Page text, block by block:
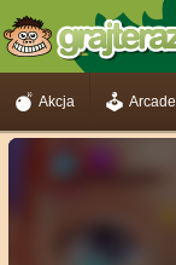
Akcja Arcade